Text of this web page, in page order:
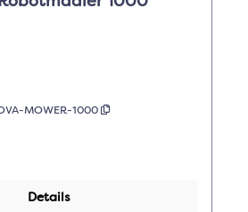
MOWER-1000
Details